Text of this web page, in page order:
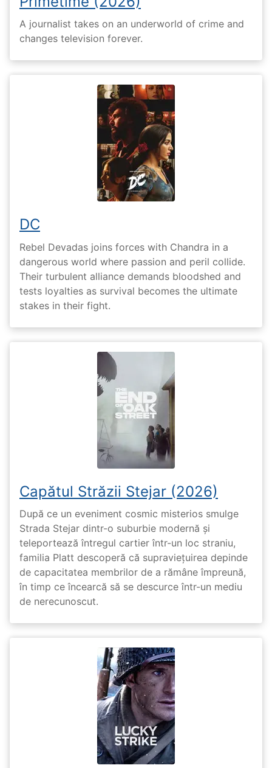
A journalist takes on an underworld of crime and
changes television forever.
DC
Rebel Devadas joins forces with Chandra in a
dangerous world where passion and peril collide.
Their turbulent alliance demands bloodshed and
tests loyalties as survival becomes the ultimate
stakes in their fight.
Capătul Străzii Stejar (2026)
După ce un eveniment cosmic misterios smulge
Strada Stejar dintr-o suburbie modernă și
teleportează întregul cartier într-un loc straniu,
familia Platt descoperă că supraviețuirea depinde
de capacitatea membrilor de a rămâne împreună,
în timp ce încearcă să se descurce într-un mediu
de nerecunoscut.